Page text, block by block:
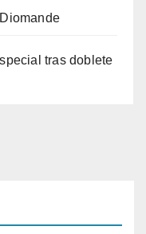
tras doblete